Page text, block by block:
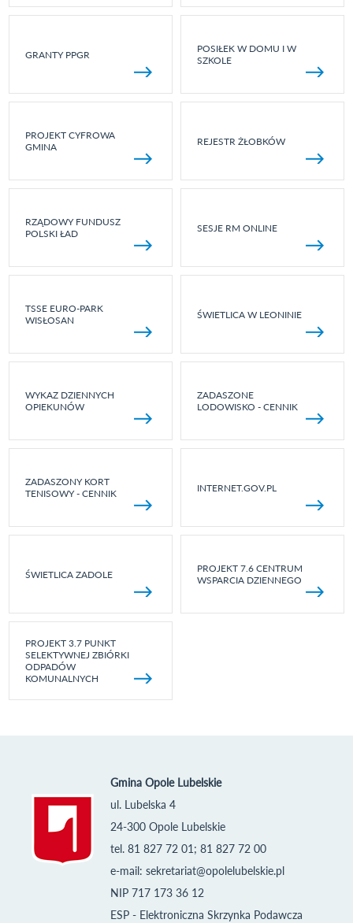
GRANTY PPGR
POSIŁEK W DOMU I W
SZKOLE
PROJEKT CYFROWA
GMINA
REJESTR ŻŁOBKÓW
RZĄDOWY FUNDUSZ
POLSKI ŁAD
SESJE RM ONLINE
TSSE EURO-PARK
WISŁOSAN
ŚWIETLICA W LEONINIE
WYKAZ DZIENNYCH
OPIEKUNÓW
ZADASZONE
LODOWISKO - CENNIK
ZADASZONY KORT
TENISOWY - CENNIK
INTERNET.GOV.PL
ŚWIETLICA ZADOLE
PROJEKT 7.6 CENTRUM
WSPARCIA DZIENNEGO
PROJEKT 3.7 PUNKT
SELEKTYWNEJ ZBIÓRKI
ODPADÓW
KOMUNALNYCH
Gmina Opole Lubelskie
ul. Lubelska 4
24-300 Opole Lubelskie
tel. 81 827 72 01; 81 827 72 00
e-mail: sekretariat@opolelubelskie.pl
NIP 717 173 36 12
ESP - Elektroniczna Skrzynka Podawcza